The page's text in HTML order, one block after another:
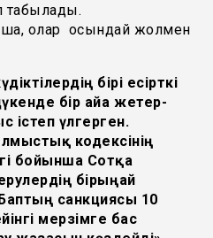
табылады.
олар осындай жолмен
бірі есірткі
бір айға жетер-
үлгерген.
кодексінің
бойынша Сотқа
бірыңғай
Баптың санкциясы 10
мерзімге бас